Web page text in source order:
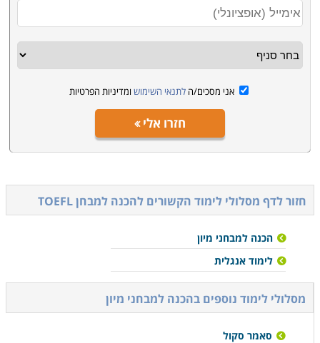
אני מסכים/ה לתנאי השימוש ומדיניות הפרטיות
חזרו אלי
חזור לדף מסלולי לימוד הקשורים להכנה למבחן TOEFL
הכנה למבחני מיון
לימוד אנגלית
מסלולי לימוד נוספים בהכנה למבחני מיון
סאמר סקול